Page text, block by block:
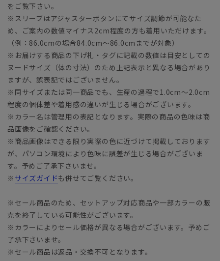
をご覧下さい。
※スリーブはアジャスターボタンにてサイズ調節が可能なた
め、ご案内の数値マイナス2cm程度の方も着用いただけます。
（例：86.0cmの場合84.0cm～86.0cmまでが対象）
※お届けする商品の下げ札・タグに記載の数値は目安としての
ヌードサイズ（体の寸法）のため上記表示と異なる場合があり
ますが、誤表記ではございません。
※同サイズまたは同一商品でも、生産の過程で1.0cm～2.0cm
程度の個体差や着用感の違いが生じる場合がございます。
※カラー名は管理用の表記となります。実際の商品の色味は商
品画像をご確認ください。
※商品画像はできる限り実際の色に近づけて掲載しております
が、パソコン環境により色味に誤差が生じる場合がございま
す。予めご了承下さいませ。
※ サイズガイドも併せてご覧ください。
※セール商品のため、セットアップ対応商品や一部カラーの販
売を終了している可能性がございます。
※カラーによりセール価格が異なる場合がございます。予めご
了承下さいませ。
※セール商品は返品・交換不可となります。